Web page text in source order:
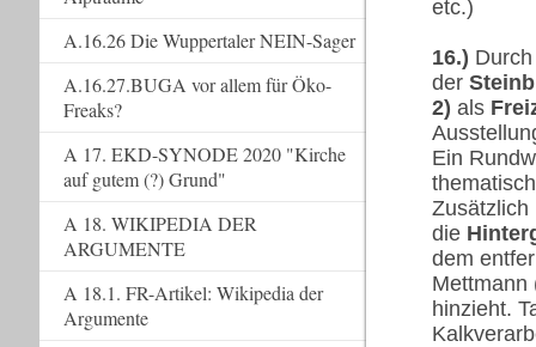
etc.)
16.)
der
2) als
Ein
Zusätzlich
die
dem
Mettmann
hinzieht.
A.16.26 Die Wuppertaler NEIN-Sager
A.16.27.BUGA vor allem für Öko-
Freaks?
A 17. EKD-SYNODE 2020 "Kirche
auf gutem (?) Grund"
A 18. WIKIPEDIA DER
ARGUMENTE
A 18.1. FR-Artikel: Wikipedia der
Argumente